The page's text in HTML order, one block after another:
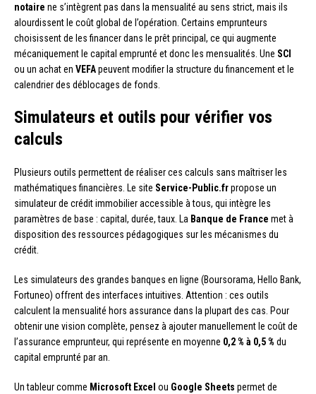
notaire ne s’intègrent pas dans la mensualité au sens strict, mais ils
alourdissent le coût global de l’opération. Certains emprunteurs
choisissent de les financer dans le prêt principal, ce qui augmente
mécaniquement le capital emprunté et donc les mensualités. Une SCI
ou un achat en VEFApeuvent modifier la structure du financement et le
calendrier des déblocages de fonds.
Simulateurs et outils pour vérifier vos
calculs
Plusieurs outils permettent de réaliser ces calculs sans maîtriser les
mathématiques financières. Le site Service-Public.frpropose un
simulateur de crédit immobilier accessible à tous, qui intègre les
paramètres de base : capital, durée, taux. La Banque de France met à
disposition des ressources pédagogiques sur les mécanismes du
crédit.
Les simulateurs des grandes banques en ligne (Boursorama, Hello Bank,
Fortuneo) offrent des interfaces intuitives. Attention : ces outils
calculent la mensualité hors assurance dans la plupart des cas. Pour
obtenir une vision complète, pensez à ajouter manuellement le coût de
l’assurance emprunteur, qui représente en moyenne 0,2 % à 0,5 % du
capital emprunté par an.
Un tableur comme Microsoft Excel ou Google Sheets permet de